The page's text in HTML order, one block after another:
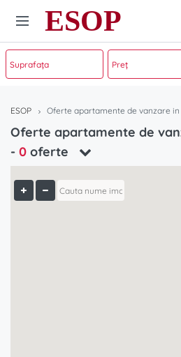
ESOP
ESOP Oferte apartamente de vanzare
Oferte apartamente de
- 0 oferte